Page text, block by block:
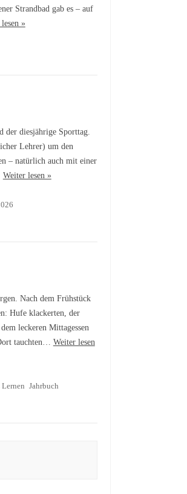
Strandbad gab es – auf
»
der diesjährige Sporttag.
Lehrer) um den
– natürlich auch mit einer
Weiter lesen »
Nach dem Frühstück
Hufe klackerten, der
leckeren Mittagessen
tauchten… Weiter lesen
Jahrbuch